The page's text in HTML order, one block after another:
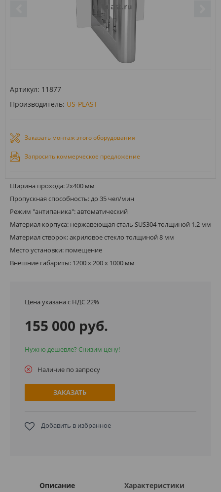
Артикул: 11877
Производитель: US-PLAST
Заказать монтаж этого оборудования
Запросить коммерческое предложение
Ширина прохода: 2х400 мм
Пропускная способность: до 35 чел/мин
Режим "антипаника": автоматический
Материал корпуса: нержавеющая сталь SUS304 толщиной 1.2 мм
Материал створок: акриловое стекло толщиной 8 мм
Место установки: помещение
Внешние габариты: 1200 х 200 х 1000 мм
Цена указана с НДС 22%
155 000 руб.
Нужно дешевле? Снизим цену!
Наличие по запросу
ЗАКАЗАТЬ
Добавить в избранное
Описание Характеристики